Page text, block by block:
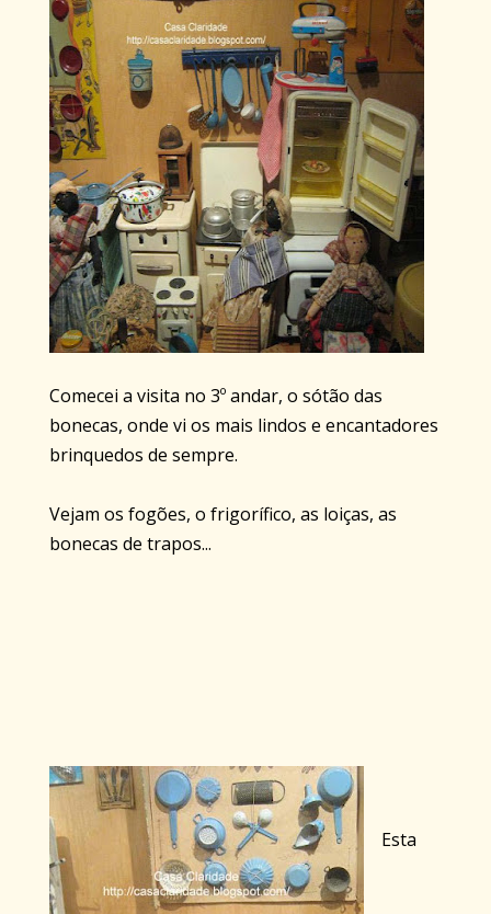
Comecei a visita no 3º andar, o sótão das
bonecas, onde vi os mais lindos e encantadores
brinquedos de sempre.
Vejam os fogões, o frigorífico, as loiças, as
bonecas de trapos...
Esta